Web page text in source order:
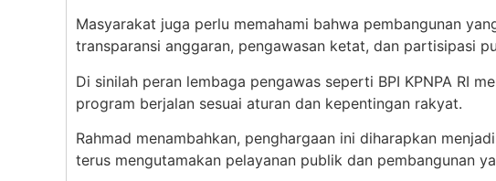
Masyarakat juga perlu memahami bahwa pembangunan
transparansi anggaran, pengawasan ketat, dan partisipasi
Di sinilah peran lembaga pengawas seperti BPI KPNPA RI
program berjalan sesuai aturan dan kepentingan rakyat.
Rahmad menambahkan, penghargaan ini diharapkan
terus mengutamakan pelayanan publik dan pembangunan